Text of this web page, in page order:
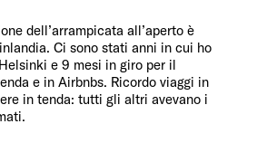
dell’arrampicata all’aperto è
Ci sono stati anni in cui ho
e 9 mesi in giro per il
e in Airbnbs. Ricordo viaggi in
in tenda: tutti gli altri avevano i